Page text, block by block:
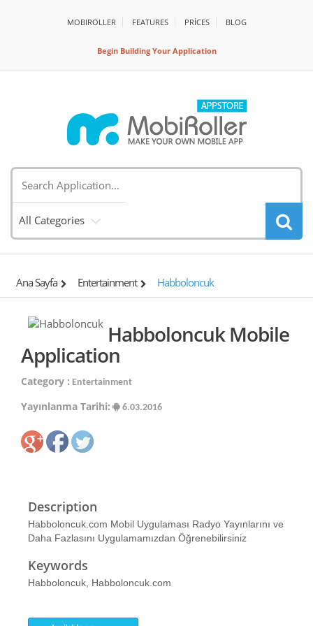
MOBIROLLER FEATURES PRİCES BLOG
Begin Building Your Application
All Categories
Ana Sayfa Entertainment Habboloncuk
Habboloncuk Mobile
Application
Category : Entertainment
Yayınlanma Tarihi: 6.03.2016
Description
Habboloncuk.com Mobil Uygulaması Radyo Yayınlarını ve
Daha Fazlasını Uygulamamızdan Öğrenebilirsiniz
Keywords
Habboloncuk, Habboloncuk.com